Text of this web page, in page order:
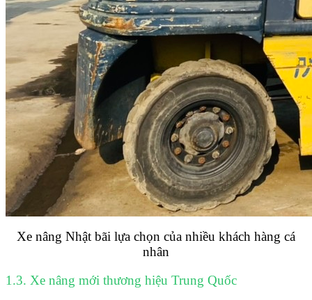
Xe nâng Nhật bãi lựa chọn của nhiều khách hàng cá
nhân
1.3. Xe nâng mới thương hiệu Trung Quốc